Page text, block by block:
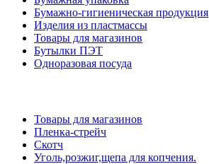
Бумажно-гигиеническая продукция
Изделия из пластмассы
Товары для магазинов
Бутылки ПЭТ
Одноразовая посуда
Товары для магазинов
Пленка-стрейч
Скотч
Уголь,розжиг,щепа для копчения.